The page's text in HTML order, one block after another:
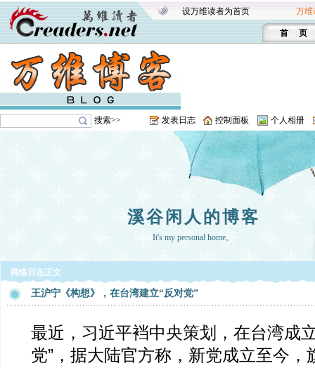
设万维读者为首页 万维
首 页
搜索>> 发表日志 控制面板 个人相册
溪谷闲人的博客
It's my personal home。
网络日志正文
王沪宁《构想》，在台湾建立“反对党”
最近，习近平裆中央策划，在台湾成
党”，据大陆官方称，新党成立至今，